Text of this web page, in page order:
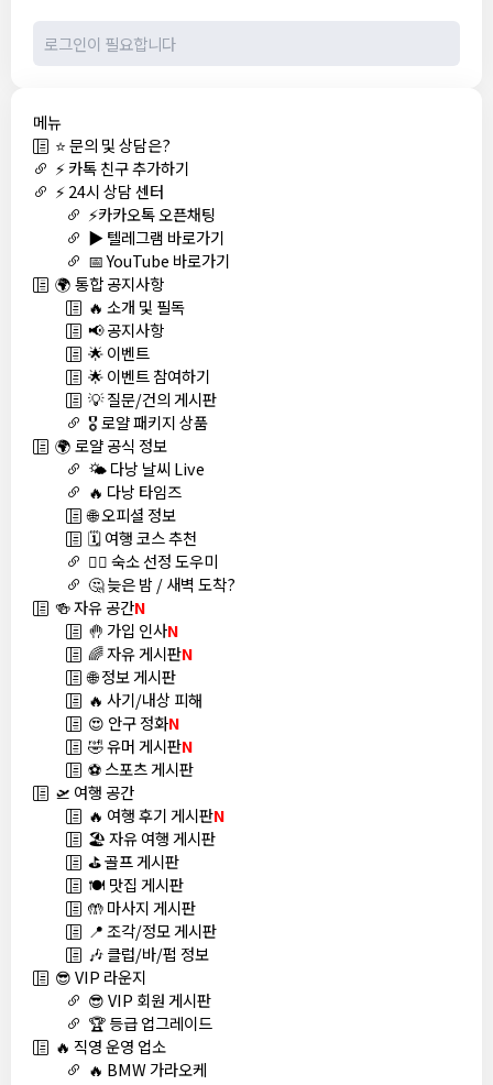
메뉴
⭐ 문의 및 상담은?
⚡ 카톡 친구 추가하기
⚡ 24시 상담 센터
⚡카카오톡 오픈채팅
▶️ 텔레그램 바로가기
📅 YouTube 바로가기
🌍 통합 공지사항
🔥 소개 및 필독
📢 공지사항
🌟 이벤트
🌟 이벤트 참여하기
💡 질문/건의 게시판
🎖️ 로얄 패키지 상품
🌍 로얄 공식 정보
🌤️ 다낭 날씨 Live
🔥 다낭 타임즈
🌐 오피셜 정보
🗓️ 여행 코스 추천
🏊‍♀️ 숙소 선정 도우미
🤔 늦은 밤 / 새벽 도착?
🍻 자유 공간N
🤚 가입 인사N
🌈 자유 게시판N
🌐 정보 게시판
🔥 사기/내상 피해
😍 안구 정화N
🤣 유머 게시판N
⚽ 스포츠 게시판
🛫 여행 공간
🔥 여행 후기 게시판N
🏖️ 자유 여행 게시판
⛳ 골프 게시판
🍽️ 맛집 게시판
🤲 마사지 게시판
📍 조각/정모 게시판
🎶 클럽/바/펍 정보
😎 VIP 라운지
😎 VIP 회원 게시판
🏆 등급 업그레이드
🔥 직영 운영 업소
🔥 BMW 가라오케